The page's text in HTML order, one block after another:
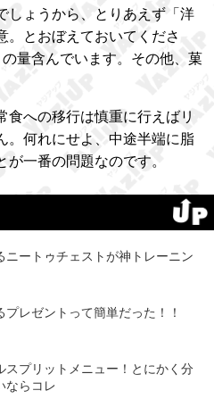
しょうから、とりあえず「洋
。とおぼえておいてくださ
量含んでいます。その他、菓
食への移行は慎重に行えばリ
。何れにせよ、中途半端に脂
一番の問題なのです。
ニートゥチェストが神トレーニン
レゼントって簡単だった！！
スプリットメニュー！とにかく分
ならコレ